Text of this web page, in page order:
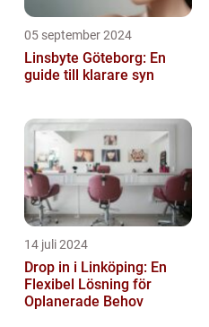
05 september 2024
Linsbyte Göteborg: En
guide till klarare syn
14 juli 2024
Drop in i Linköping: En
Flexibel Lösning för
Oplanerade Behov